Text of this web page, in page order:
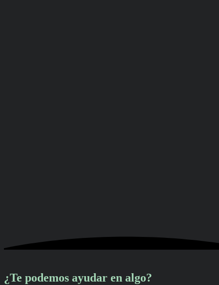
¿Te podemos ayudar en algo?